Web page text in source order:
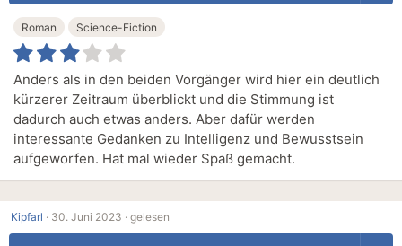
Roman Science-Fiction
Anders als in den beiden Vorgänger wird hier ein deutlich
kürzerer Zeitraum überblickt und die Stimmung ist
dadurch auch etwas anders. Aber dafür werden
interessante Gedanken zu Intelligenz und Bewusstsein
aufgeworfen. Hat mal wieder Spaß gemacht.
Kipfarl · 30. Juni 2023 · gelesen